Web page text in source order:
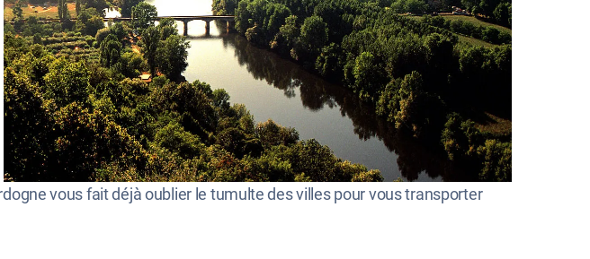
vous fait déjà oublier le tumulte des villes pour vous transporter